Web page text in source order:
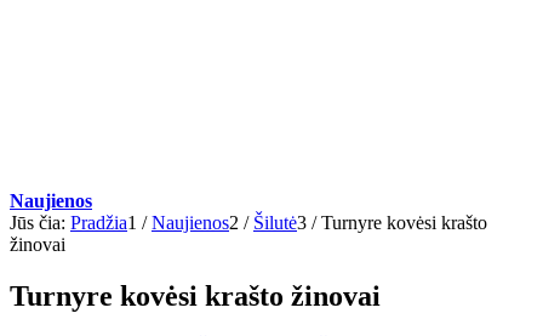
Naujienos
Jūs čia: Pradžia1 / Naujienos2 / Šilutė3 / Turnyre kovėsi krašto
žinovai
Turnyre kovėsi krašto žinovai